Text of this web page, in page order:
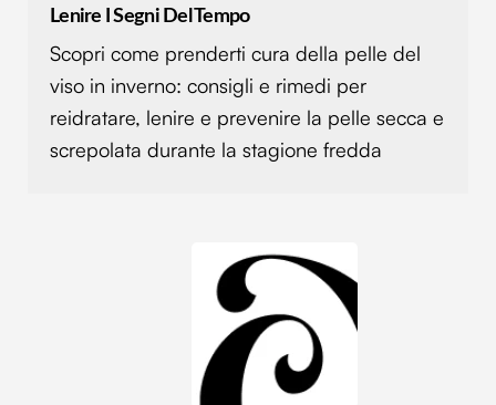
con altre informazioni che hai fornito loro o che hanno
raccolto dal tuo utilizzo dei loro servizi.
Lenire I Segni Del Tempo
Scopri come prenderti cura della pelle del
viso in inverno: consigli e rimedi per
reidratare, lenire e prevenire la pelle secca e
screpolata durante la stagione fredda